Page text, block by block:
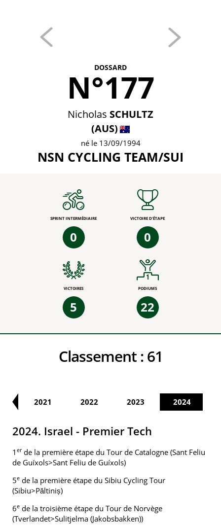
DOSSARD
N°177
Nicholas SCHULTZ
(AUS)
né le 13/09/1994
NSN CYCLING TEAM/SUI
SPRINT INTERMÉDIAIRE
0
VICTOIRE D'ÉTAPE
0
VICTOIRES
5
PODIUMS
22
Classement :61
2021 2022 2023 2024
2024. Israel - Premier Tech
1 erde la première étape du Tour de Catalogne (Sant Feliu
de Guíxols>Sant Feliu de Guíxols)
5e de la première étape du Sibiu Cycling Tour
(Sibiu>Păltiniș)
6e de la troisième étape du Tour de Norvège
(Tverlandet>Sulitjelma (Jakobsbakken))